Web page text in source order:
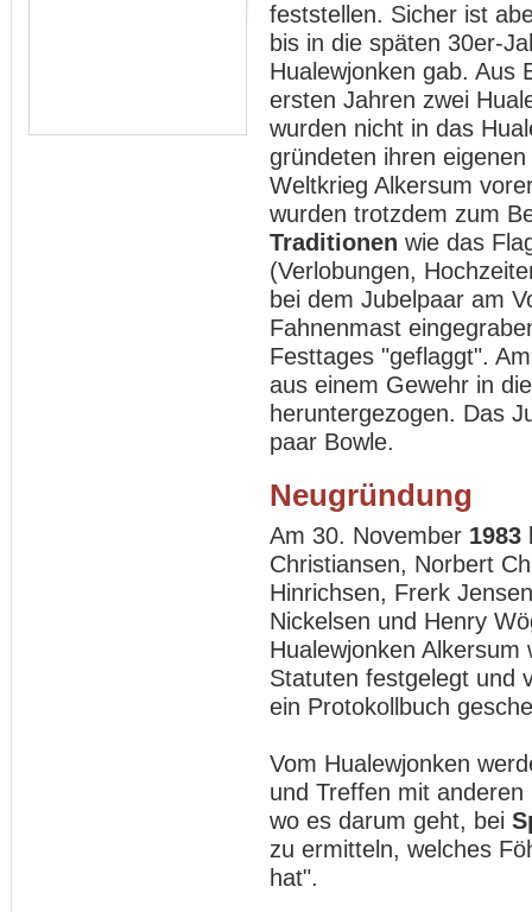
feststellen. Sicher ist
bis in die späten 30er-
Hualewjonken gab. Aus
ersten Jahren zwei
wurden nicht in das
gründeten ihren
Weltkrieg Alkersum
wurden trotzdem zum
Traditionen wie das
(Verlobungen,
bei dem Jubelpaar am
Fahnenmast
Festtages "geflaggt".
aus einem Gewehr in
heruntergezogen. Das
paar Bowle.
Neugründung
Am 30. November 1983
Christiansen, Norbert
Hinrichsen, Frerk
Nickelsen und Henry
Hualewjonken
Statuten festgelegt und
ein Protokollbuch
Vom Hualewjonken
und Treffen mit
wo es darum geht, bei
zu ermitteln, welches
hat".